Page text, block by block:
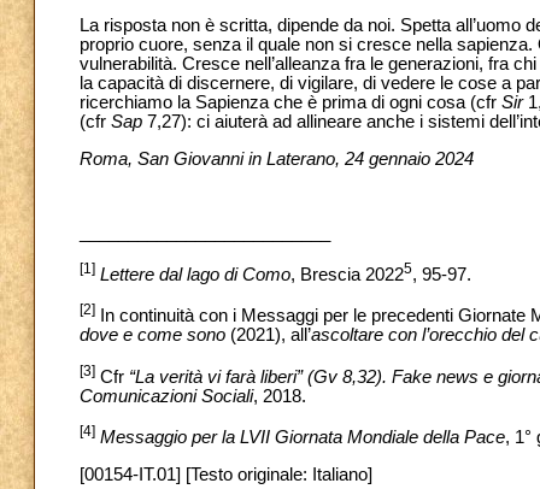
La risposta non è scritta, dipende da noi. Spetta all’uomo
proprio cuore, senza il quale non si cresce nella
vulnerabilità. Cresce nell’alleanza fra le generazioni, fra
la capacità di discernere, di vigilare, di vedere le cose a
ricerchiamo la Sapienza che è prima di ogni cosa (cfr Sir
(cfr Sap 7,27): ci aiuterà ad allineare anche i sistemi
Roma, San Giovanni in Laterano, 24 gennaio 2024
[1] Lettere dal lago di Como, Brescia 20225, 95-97.
[2]
In continuità con i Messaggi per le precedenti Giornate
dove e come sono (2021), all’ascoltare con l’orecchio del
[3] Cfr “La verità vi farà liberi” (Gv 8,32). Fake news e
Comunicazioni Sociali, 2018.
[4] Messaggio per la LVII Giornata Mondiale della Pace, 1°
[00154-IT.01] [Testo originale: Italiano]